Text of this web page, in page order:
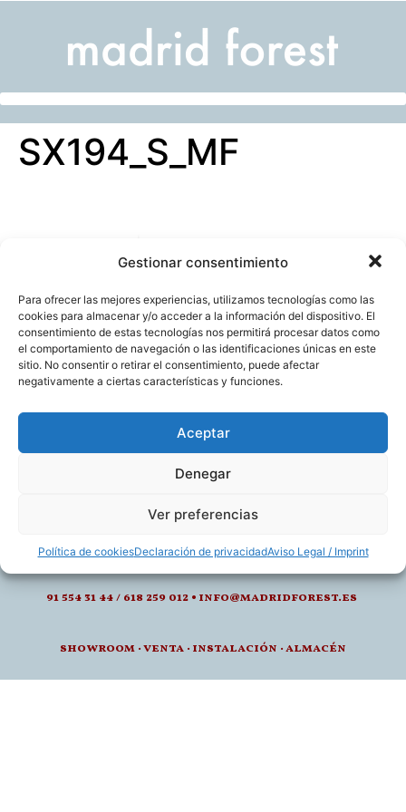
Gestionar consentimiento
Para ofrecer las mejores experiencias, utilizamos tecnologías como las
cookies para almacenar y/o acceder a la información del dispositivo. El
consentimiento de estas tecnologías nos permitirá procesar datos como
el comportamiento de navegación o las identificaciones únicas en este
sitio. No consentir o retirar el consentimiento, puede afectar
negativamente a ciertas características y funciones.
Aceptar
Denegar
Ver preferencias
Política de cookiesDeclaración de privacidadAviso Legal / Imprint
SX194_S_MF
l-v: 8.30-14 / 15-18h
91 554 31 44 / 618 259 012 • info@madridforest.es
showroom ·venta · instalación · almacén